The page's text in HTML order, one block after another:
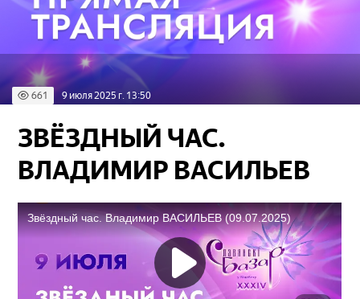
661 9 июля 2025 г. 13:50
ЗВЁЗДНЫЙ ЧАС.
ВЛАДИМИР ВАСИЛЬЕВ